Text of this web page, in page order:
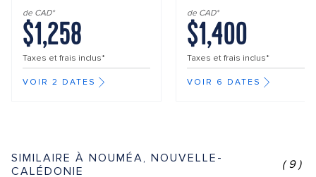
de CAD*
$1,258
Taxes et frais inclus*
VOIR 2 DATES
de CAD*
$1,400
Taxes et frais inclus*
VOIR 6 DATES
SIMILAIRE À NOUMÉA, NOUVELLE-
CALÉDONIE
(9)